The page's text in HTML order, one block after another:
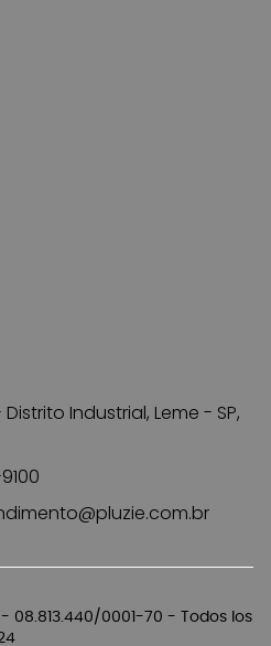
08.813.440/0001-70 - Todos los
Industrial, Leme - SP,